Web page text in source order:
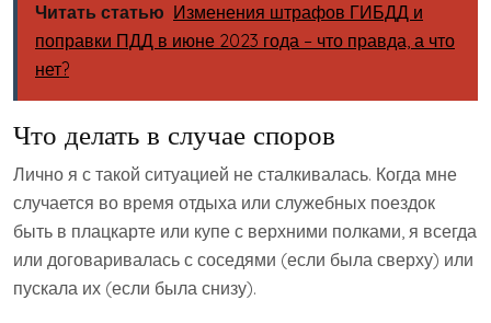
Читать статью Изменения штрафов ГИБДД и
поправки ПДД в июне 2023 года – что правда, а что
нет?
Что делать в случае споров
Лично я с такой ситуацией не сталкивалась. Когда мне
случается во время отдыха или служебных поездок
быть в плацкарте или купе с верхними полками, я всегда
или договаривалась с соседями (если была сверху) или
пускала их (если была снизу).